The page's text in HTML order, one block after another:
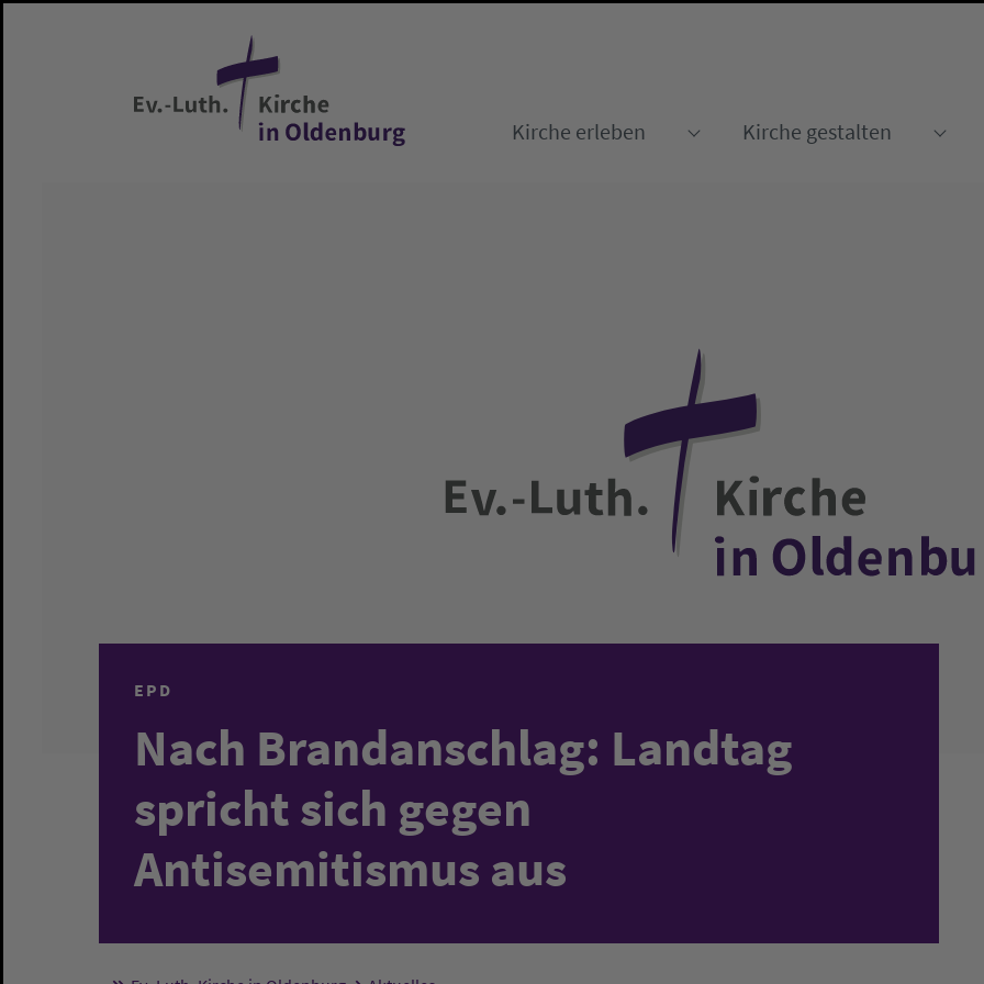
Kirche erleben
Kirche gestalten
EPD
Nach Brandanschlag: Landtag
spricht sich gegen
Antisemitismus aus